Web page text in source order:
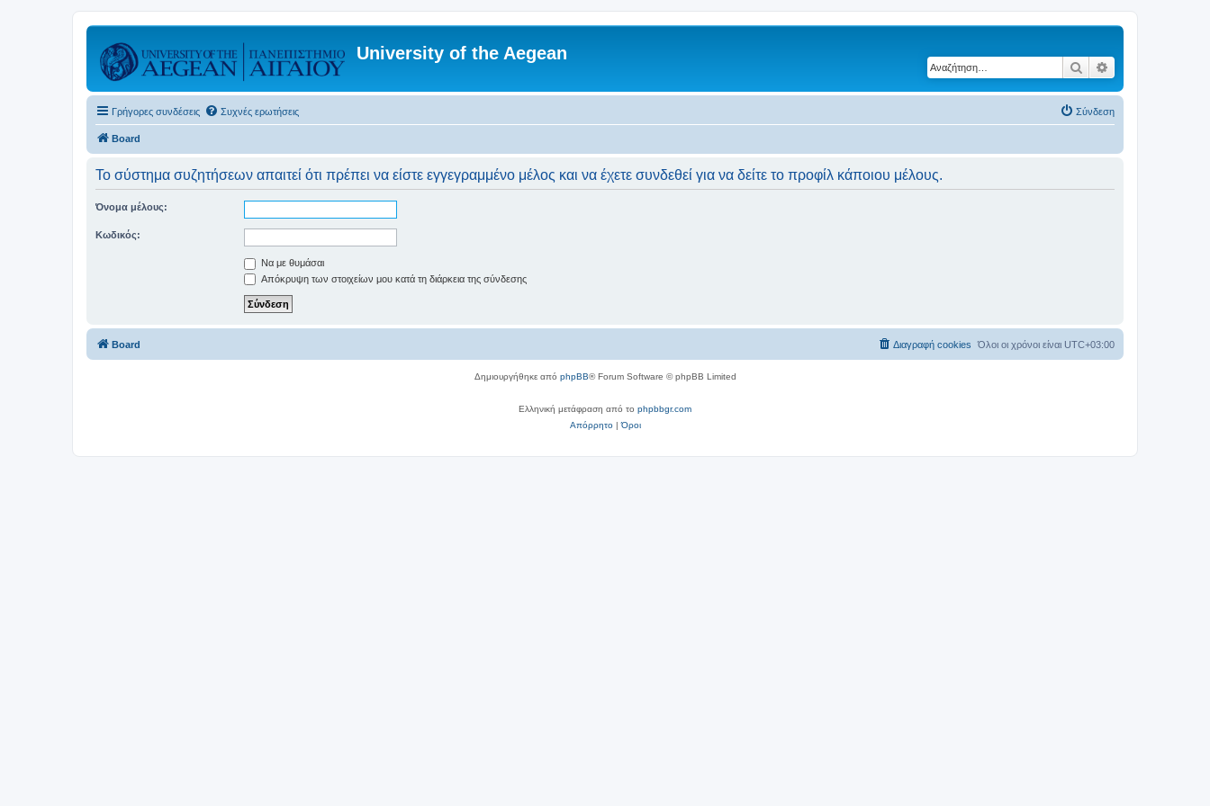
University of the Aegean
Αναζήτηση
Γρήγορες συνδέσεις Συχνές ερωτήσεις Σύνδεση
Board
Το σύστημα συζητήσεων απαιτεί ότι πρέπει να είστε εγγεγραμμένο μέλος και να έχετε συνδεθεί για να δείτε το προφίλ κάποιου μέλους.
Όνομα μέλους:
Κωδικός:
Να με θυμάσαι
Απόκρυψη των στοιχείων μου κατά τη διάρκεια της σύνδεσης
Board Όλοι οι χρόνοι είναι UTC+03:00
Διαγραφή cookies
Δημιουργήθηκε από phpBB® Forum Software © phpBB Limited
Ελληνική μετάφραση από το phpbbgr.com
Απόρρητο|Όροι